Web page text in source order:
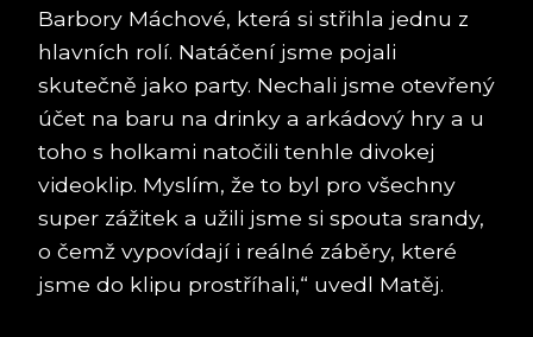
Barbory Máchové, která si střihla jednu z
hlavních rolí. Natáčení jsme pojali
skutečně jako party. Nechali jsme otevřený
účet na baru na drinky a arkádový hry a u
toho s holkami natočili tenhle divokej
videoklip. Myslím, že to byl pro všechny
super zážitek a užili jsme si spouta srandy,
o čemž vypovídají i reálné záběry, které
jsme do klipu prostříhali,“ uvedl Matěj.